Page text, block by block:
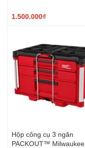
1.500.000₫
Hộp công cụ 3 ngăn
PACKOUT™ Milwaukee